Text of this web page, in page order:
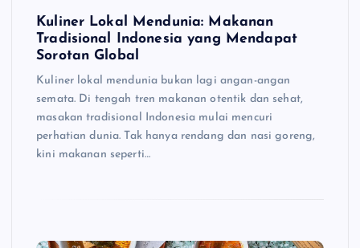
Kuliner Lokal Mendunia: Makanan
Tradisional Indonesia yang Mendapat
Sorotan Global
Kuliner lokal mendunia bukan lagi angan-angan
semata. Di tengah tren makanan otentik dan sehat,
masakan tradisional Indonesia mulai mencuri
perhatian dunia. Tak hanya rendang dan nasi goreng,
kini makanan seperti…